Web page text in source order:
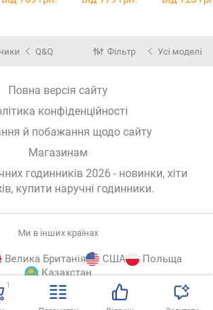
1
Q&Q Фільтр Усі моделі
Повна версія сайту
конфіденційності
й побажання щодо сайту
Магазинам
годинників 2026 - новинки, хіти
купити наручні годинники.
Ми в інших країнах
Велика Британія США
Польща
Казахстан